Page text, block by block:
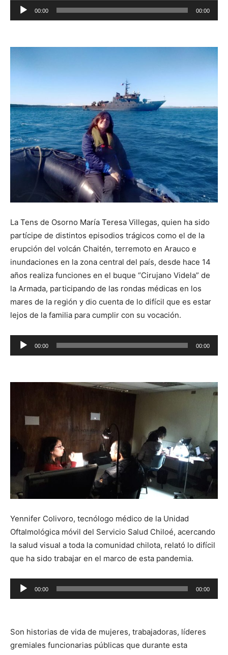
Reproductor
de
00:00 00:00
La Tens de Osorno María Teresa Villegas, quien ha sido
partícipe de distintos episodios trágicos como el de la
erupción del volcán Chaitén, terremoto en Arauco e
inundaciones en la zona central del país, desde hace 14
años realiza funciones en el buque “Cirujano Videla” de
la Armada, participando de las rondas médicas en los
mares de la región y dio cuenta de lo difícil que es estar
lejos de la familia para cumplir con su vocación.
Reproductor
de
00:00 00:00
Yennifer Colivoro, tecnólogo médico de la Unidad
Oftalmológica móvil del Servicio Salud Chiloé, acercando
la salud visual a toda la comunidad chilota, relató lo difícil
que ha sido trabajar en el marco de esta pandemia.
Reproductor
de
00:00 00:00
Son historias de vida de mujeres, trabajadoras, líderes
gremiales funcionarias públicas que durante esta